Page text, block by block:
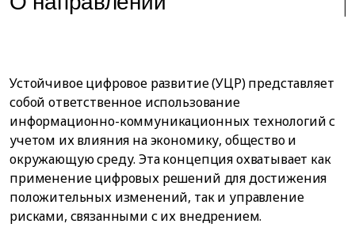
Устойчивое цифровое развитие (УЦР) представляет
собой ответственное использование
информационно-коммуникационных технологий с
учетом их влияния на экономику, общество и
окружающую среду. Эта концепция охватывает как
применение цифровых решений для достижения
положительных изменений, так и управление
рисками, связанными с их внедрением.